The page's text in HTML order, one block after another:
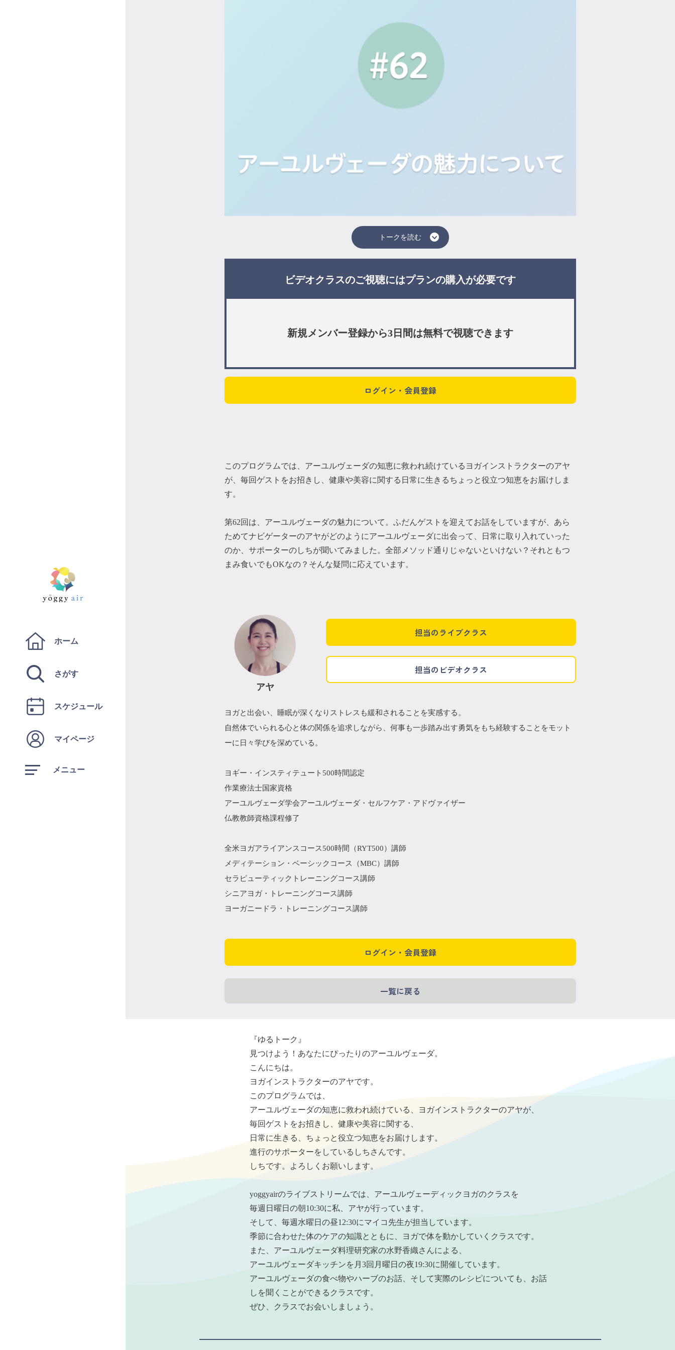
ホーム
さがす
スケジュール
マイページ
メニュー
トークを読む
ビデオクラスのご視聴にはプランの購入が必要です
新規メンバー登録から3日間は無料で視聴できます
ログイン・会員登録
このプログラムでは、アーユルヴェーダの知恵に救われ続けているヨガインストラクターのアヤ
が、 毎回ゲストをお招きし、健康や美容に関する日常に生きるちょっと役立つ知恵をお届けしま
す。
第62回は、アーユルヴェーダの魅力について。ふだんゲストを迎えてお話をしていますが、あら
ためてナビゲーターのアヤがどのようにアーユルヴェーダに出会って、日常に取り入れていった
のか、サポーターのしちが聞いてみました。全部メソッド通りじゃないといけない？それともつ
まみ食いでもOKなの？そんな疑問に応えています。
アヤ
担当のライブクラス
担当のビデオクラス
ヨガと出会い、睡眠が深くなりストレスも緩和されることを実感する。
自然体でいられる心と体の関係を追求しながら、何事も一歩踏み出す勇気をもち経験することをモット
ーに日々学びを深めている。
ヨギー・インスティテュート500時間認定
作業療法士国家資格
アーユルヴェーダ学会アーユルヴェーダ・セルフケア・アドヴァイザー
仏教教師資格課程修了
全米ヨガアライアンスコース500時間（RYT500）講師
メディテーション・ベーシックコース（MBC）講師
セラピューティックトレーニングコース講師
シニアヨガ・トレーニングコース講師
ヨーガニードラ・トレーニングコース講師
ログイン・会員登録
一覧に戻る
『ゆるトーク』
見つけよう！あなたにぴったりのアーユルヴェーダ。
こんにちは。
ヨガインストラクターのアヤです。
このプログラムでは、
アーユルヴェーダの知恵に救われ続けている、ヨガインストラクターのアヤが、
毎回ゲストをお招きし、健康や美容に関する、
日常に生きる、ちょっと役立つ知恵をお届けします。
進行のサポーターをしているしちさんです。
しちです。よろしくお願いします。
yoggyairのライブストリームでは、アーユルヴェーディックヨガのクラスを
毎週日曜日の朝10:30に私、アヤが行っています。
そして、毎週水曜日の昼12:30にマイコ先生が担当しています。
季節に合わせた体のケアの知識とともに、ヨガで体を動かしていくクラスです。
また、アーユルヴェーダ料理研究家の水野香織さんによる、
アーユルヴェーダキッチンを月3回月曜日の夜19:30に開催しています。
アーユルヴェーダの食べ物やハーブのお話、そして実際のレシピについても、お話
しを聞くことができるクラスです。
ぜひ、クラスでお会いしましょう。